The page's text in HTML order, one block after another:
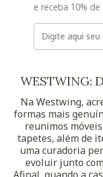
e receba 10%
E-mail
WESTWING:
Na Westwing,
formas mais
reunimos
tapetes, além de
uma curadoria
evoluir junto